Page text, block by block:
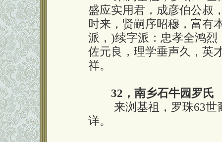
盛应实用君，成彦伯公叔
时来，贤嗣序昭穆，富有
派，)续字派：忠孝全鸿
佐元良，理学垂声久，英
祥。
32，南乡石牛园罗氏
来浏基祖，罗珠63世裔
详。